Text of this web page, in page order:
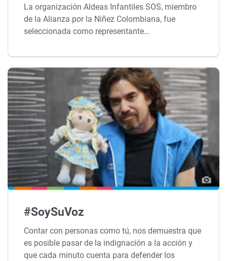
La organización Aldeas Infantiles SOS, miembro
de la Alianza por la Niñez Colombiana, fue
seleccionada como representante...
#SoySuVoz
Contar con personas como tú, nos demuestra que
es posible pasar de la indignación a la acción y
que cada minuto cuenta para defender los